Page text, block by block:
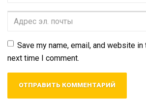
фамилия*
Адрес
почты*
Save my name, email, and website
next time I comment.